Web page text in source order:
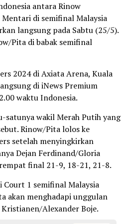
antara Rinow
di semifinal Malaysia
langsung pada Sabtu (25/5).
Pita di babak semifinal
2024 di Axiata Arena, Kuala
di iNews Premium
waktu Indonesia.
satunya wakil Merah Putih yang
Rinow/Pita lolos ke
setelah menyingkirkan
Dejan Ferdinand/Gloria
final 21-9, 18-21, 21-8.
Court 1 semifinal Malaysia
akan menghadapi unggulan
Alexander Boje.